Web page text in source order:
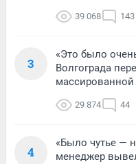
39 068 143
3
«Это было
Волгограда
29 874 44
4
«Было чутье —
менеджер